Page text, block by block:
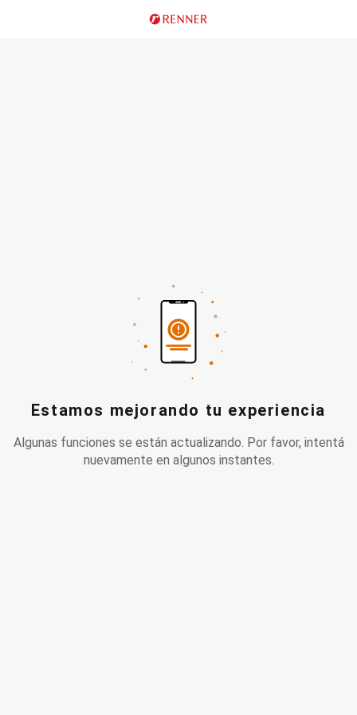
Estamos mejorando tu experiencia
Algunas funciones se están actualizando. Por favor, intentá
nuevamente en algunos instantes.